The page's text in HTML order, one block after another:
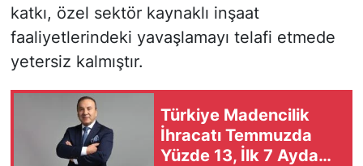
katkı, özel sektör kaynaklı inşaat
faaliyetlerindeki yavaşlamayı telafi etmede
yetersiz kalmıştır.
Türkiye Madencilik
İhracatı Temmuzda
Yüzde 13, İlk 7 Ayda